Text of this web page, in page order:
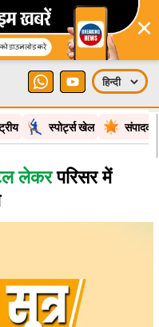
×
स्पोर्ट्स खेल
लेकरपरिसर में